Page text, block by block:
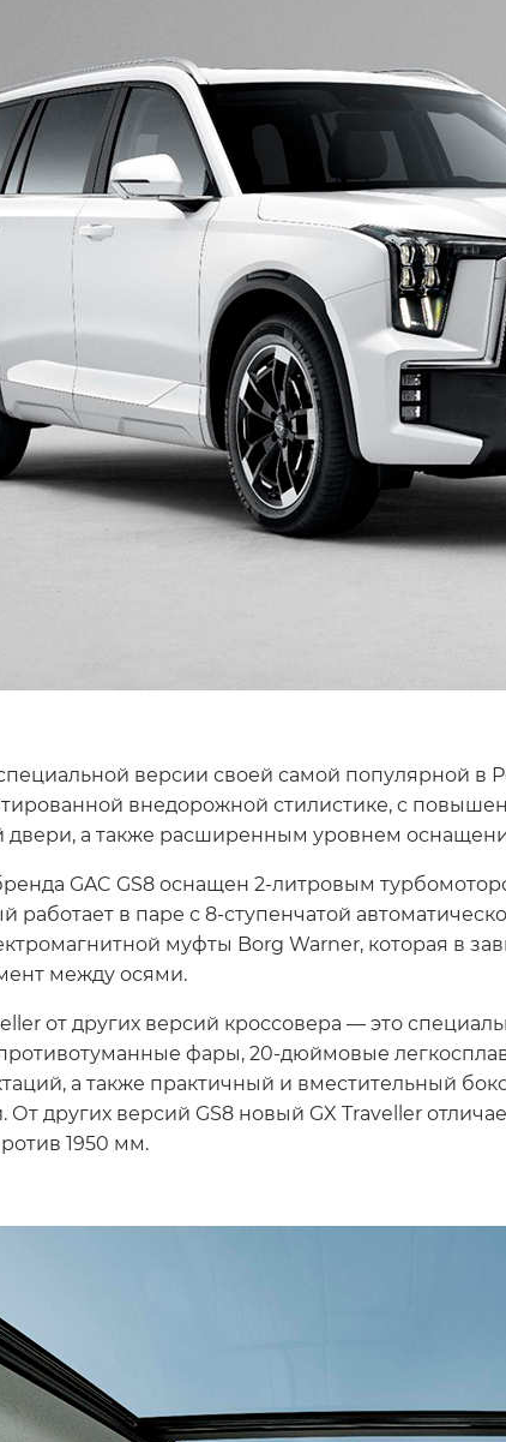
версии своей самой популярной в
внедорожной стилистике, c
а также расширенным уровнем
GAC GS8 оснащен 2-литровым
в паре с 8-ступенчатой
муфты Borg Warner, которая в
между осями.
от других версий кроссовера — это
фары, 20-дюймовые
а также практичный и вместительный
других версий GS8 новый GX Traveller
1950 мм.